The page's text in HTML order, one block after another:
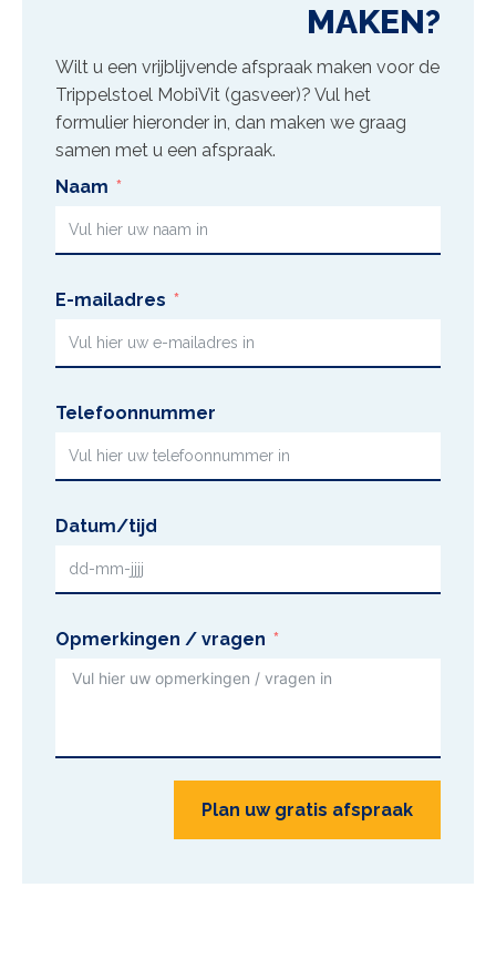
MAKEN?
Wilt u een vrijblijvende afspraak maken voor de
Trippelstoel MobiVit (gasveer)? Vul het
formulier hieronder in, dan maken we graag
samen met u een afspraak.
Naam
E-mailadres
Telefoonnummer
Datum/tijd
Opmerkingen / vragen
Plan uw gratis afspraak